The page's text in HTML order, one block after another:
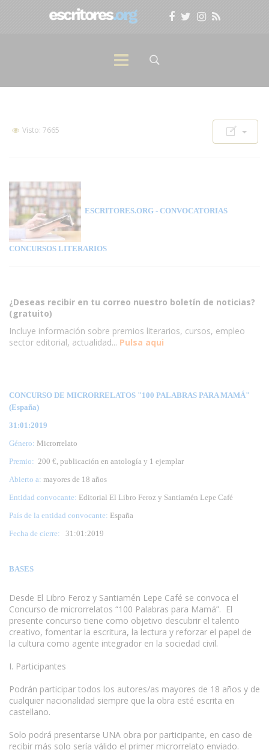
Visto: 7665
ESCRITORES.ORG - CONVOCATORIAS
CONCURSOS LITERARIOS
¿Deseas recibir en tu correo nuestro boletín de noticias?
(gratuito)
Incluye información sobre premios literarios, cursos, empleo
sector editorial, actualidad... Pulsa aqui
CONCURSO DE MICRORRELATOS "100 PALABRAS PARA MAMÁ"
(España)
31:01:2019
Género: Microrrelato
Premio: 200 €, publicación en antología y 1 ejemplar
Abierto a: mayores de 18 años
Entidad convocante: Editorial El Libro Feroz y Santiamén Lepe Café
País de la entidad convocante: España
Fecha de cierre: 31 :01:2019
BASES
Desde El Libro Feroz y Santiamén Lepe Café se convoca el
Concurso de microrrelatos “100 Palabras para Mamá”. El
presente concurso tiene como objetivo descubrir el talento
creativo, fomentar la escritura, la lectura y reforzar el papel de
la cultura como agente integrador en la sociedad civil.
I. Participantes
Podrán participar todos los autores/as mayores de 18 años y de
cualquier nacionalidad siempre que la obra esté escrita en
castellano.
Solo podrá presentarse UNA obra por participante, en caso de
recibir más solo sería válido el primer microrrelato enviado.